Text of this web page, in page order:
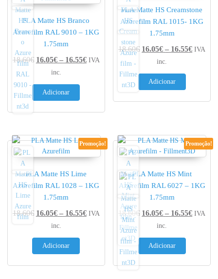
PLA Matte HS Branco
Azurefilm RAL 9010 – 1KG
1.75mm
18.60€ 16.05€ – 16.55€Price range: 16.05€ through 16.55€
IVA
inc.
Adicionar
PLA Matte HS Creamstone
Azurefilm RAL 1015- 1KG
1.75mm
18.60€ 16.05€ – 16.55€Price
IVA
inc.
Adicionar
Promoção!
PLA Matte HS Lime
Azurefilm RAL 1028 – 1KG
1.75mm
18.60€ 16.05€ – 16.55€Price range: 16.05€ through 16.55€
IVA
inc.
Adicionar
Promoção!
PLA Matte HS Mint
Azurefilm RAL 6027 – 1KG
1.75mm
18.60€ 16.05€ – 16.55€Price
IVA
inc.
Adicionar